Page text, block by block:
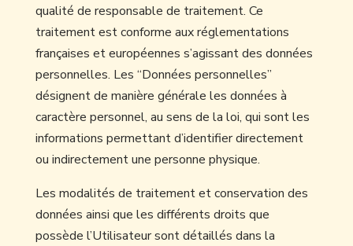
qualité de responsable de traitement. Ce
traitement est conforme aux réglementations
françaises et européennes s’agissant des données
personnelles. Les “Données personnelles”
désignent de manière générale les données à
caractère personnel, au sens de la loi, qui sont les
informations permettant d’identifier directement
ou indirectement une personne physique.
Les modalités de traitement et conservation des
données ainsi que les différents droits que
possède l’Utilisateur sont détaillés dans la